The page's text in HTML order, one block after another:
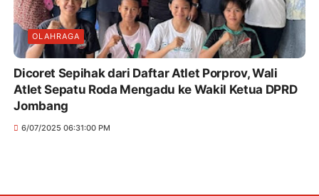
OLAHRAGA
Dicoret Sepihak dari Daftar Atlet Porprov, Wali
Atlet Sepatu Roda Mengadu ke Wakil Ketua DPRD
Jombang
6/07/2025 06:31:00 PM